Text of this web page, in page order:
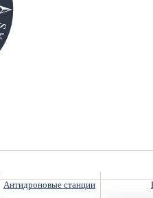
Антидроновые станции